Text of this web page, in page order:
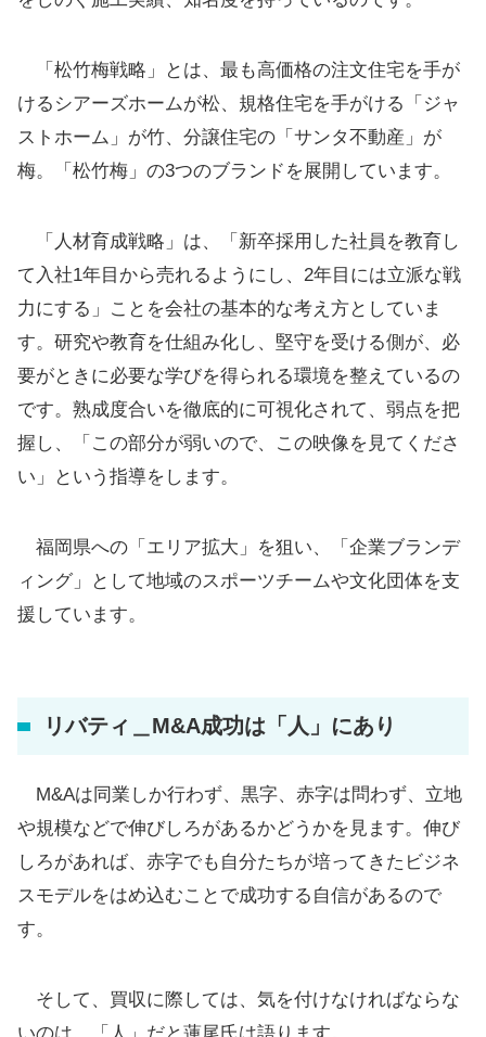
「松竹梅戦略」とは、最も高価格の注文住宅を手が
けるシアーズホームが松、規格住宅を手がける「ジャ
ストホーム」が竹、分譲住宅の「サンタ不動産」が
梅。「松竹梅」の3つのブランドを展開しています。
「人材育成戦略」は、「新卒採用した社員を教育し
て入社1年目から売れるようにし、2年目には立派な戦
力にする」ことを会社の基本的な考え方としていま
す。研究や教育を仕組み化し、堅守を受ける側が、必
要がときに必要な学びを得られる環境を整えているの
です。熟成度合いを徹底的に可視化されて、弱点を把
握し、「この部分が弱いので、この映像を見てくださ
い」という指導をします。
福岡県への「エリア拡大」を狙い、「企業ブランデ
ィング」として地域のスポーツチームや文化団体を支
援しています。
リバティ＿M&A成功は「人」にあり
M&Aは同業しか行わず、黒字、赤字は問わず、立地
や規模などで伸びしろがあるかどうかを見ます。伸び
しろがあれば、赤字でも自分たちが培ってきたビジネ
スモデルをはめ込むことで成功する自信があるので
す。
そして、買収に際しては、気を付けなければならな